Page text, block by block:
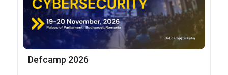
Defcamp 2026